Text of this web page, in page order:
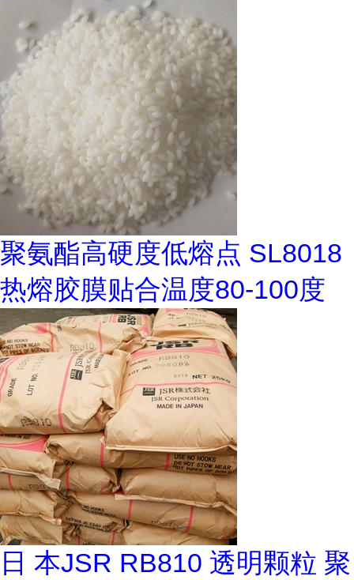
聚氨酯高硬度低熔点 SL8018
热熔胶膜贴合温度80-100度
日 本JSR RB810 透明颗粒 聚